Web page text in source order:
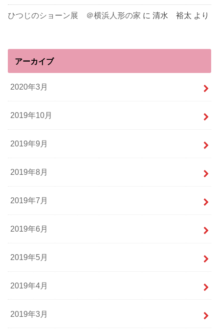
ひつじのショーン展 ＠横浜人形の家 に清水 裕太 より
アーカイブ
2020年3月
2019年10月
2019年9月
2019年8月
2019年7月
2019年6月
2019年5月
2019年4月
2019年3月